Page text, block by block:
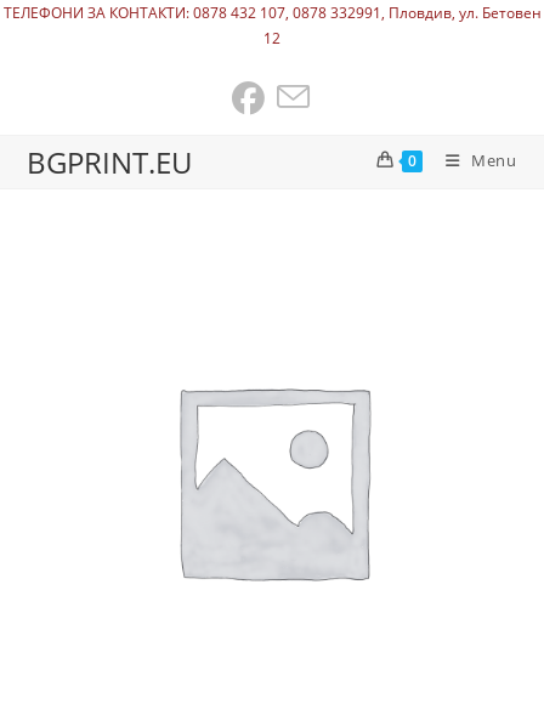
ТЕЛЕФОНИ ЗА КОНТАКТИ: 0878 432 107, 0878 332991, Пловдив, ул. Бетовен
12
BGPRINT.EU 0 Menu